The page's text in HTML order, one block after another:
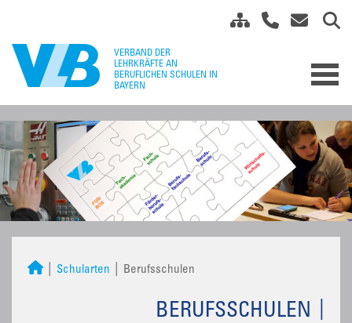
Schularten Berufsschulen
BERUFSSCHULEN